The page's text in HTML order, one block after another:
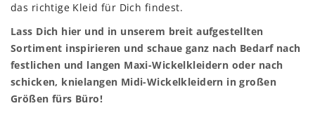
das richtige Kleid für Dich findest.
Lass Dich hier und in unserem breit aufgestellten
Sortiment inspirieren und schaue ganz nach Bedarf nach
festlichen und langen Maxi-Wickelkleidern oder nach
schicken, knielangen Midi-Wickelkleidern in großen
Größen fürs Büro!